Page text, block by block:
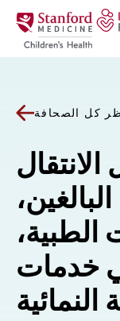
انتقل إلى المحتوى
كل الصحافة
الانتقال
الطبية،
خدمات
النمائية